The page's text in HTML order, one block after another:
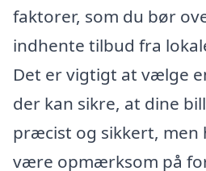
faktorer, som du bør
indhente tilbud fra
Det er vigtigt at vælge
der kan sikre, at dine
præcist og sikkert, men
være opmærksom på